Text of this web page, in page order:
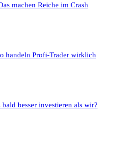
machen Reiche im Crash
handeln Profi-Trader wirklich
besser investieren als wir?